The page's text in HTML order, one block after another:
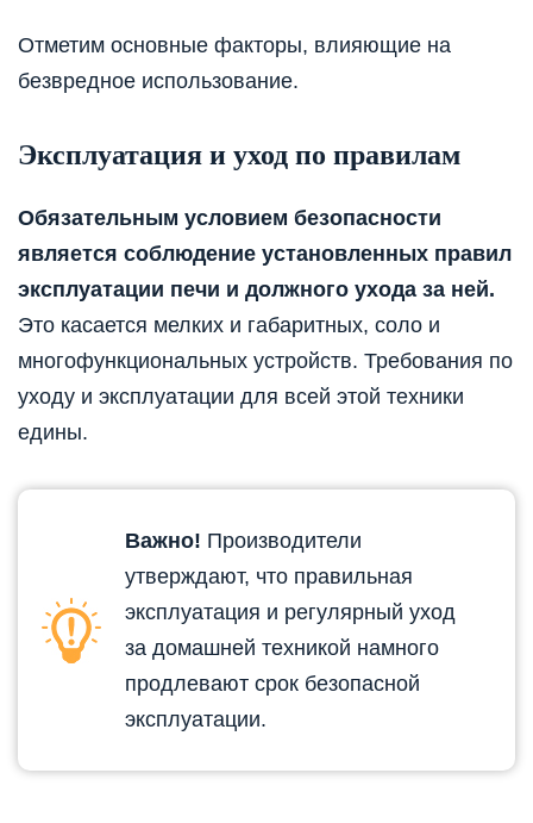
Отметим основные факторы, влияющие на
безвредное использование.
Эксплуатация и уход по правилам
Обязательным условием безопасности
является соблюдение установленных правил
эксплуатации печи и должного ухода за ней.
Это касается мелких и габаритных, соло и
многофункциональных устройств. Требования по
уходу и эксплуатации для всей этой техники
едины.
Важно! Производители
утверждают, что правильная
эксплуатация и регулярный уход
за домашней техникой намного
продлевают срок безопасной
эксплуатации.